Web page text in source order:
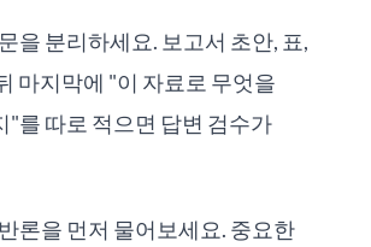
을 분리하세요. 보고서 초안, 표,
마지막에 "이 자료로 무엇을
"를 따로 적으면 답변 검수가
론을 먼저 물어보세요. 중요한